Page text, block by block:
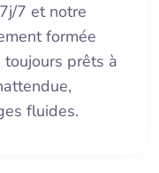
7 et notre
formée
prêts à
fluides.